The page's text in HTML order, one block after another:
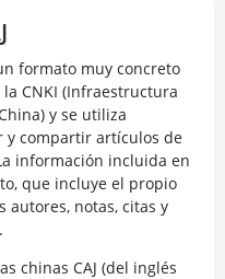
formato muy concreto
CNKI (Infraestructura
y se utiliza
y compartir artículos de
información incluida en
que incluye el propio
notas, citas y
chinas CAJ (del inglés